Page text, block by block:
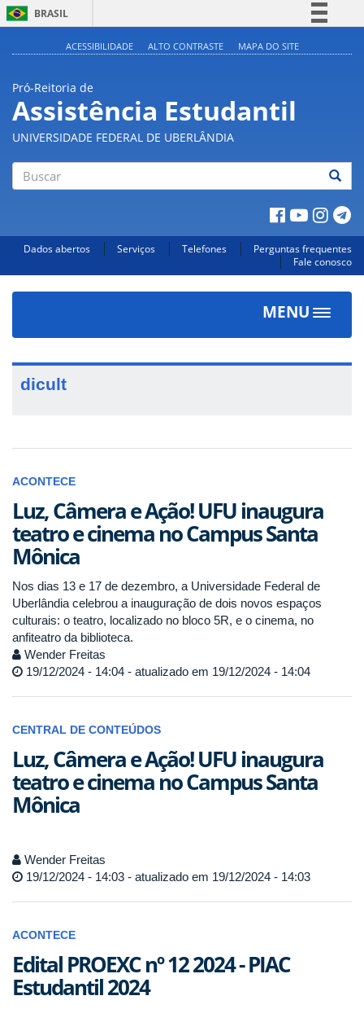
BRASIL
Acesso à informação
Legislação
Canais
ACESSIBILIDADE ALTO CONTRASTE MAPA DO SITE
Pró-Reitoria de
Assistência Estudantil
UNIVERSIDADE FEDERAL DE UBERLÂNDIA
Dados abertos Serviços Telefones
Perguntas frequentes
Fale conosco
MENU
Toggle
dicult
ACONTECE
Luz, Câmera e Ação! UFU inaugura
teatro e cinema no Campus Santa
Mônica
Nos dias 13 e 17 de dezembro, a Universidade Federal de
Uberlândia celebrou a inauguração de dois novos espaços
culturais: o teatro, localizado no bloco 5R, e o cinema, no
anfiteatro da biblioteca.
Wender Freitas
19/12/2024 - 14:04 - atualizado em 19/12/2024 - 14:04
CENTRAL DE CONTEÚDOS
Luz, Câmera e Ação! UFU inaugura
teatro e cinema no Campus Santa
Mônica
Wender Freitas
19/12/2024 - 14:03 - atualizado em 19/12/2024 - 14:03
ACONTECE
Edital PROEXC nº 12 2024 - PIAC
Estudantil 2024